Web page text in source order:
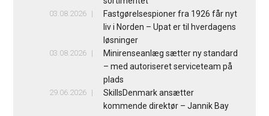
03.08.2026
Fastgørelsespioner fra 1926 får nyt
liv i Norden – Upat er til hverdagens
løsninger
03.08.2026
Minirenseanlæg sætter ny standard
– med autoriseret serviceteam på
plads
29.06.2026
SkillsDenmark ansætter
kommende direktør – Jannik Bay